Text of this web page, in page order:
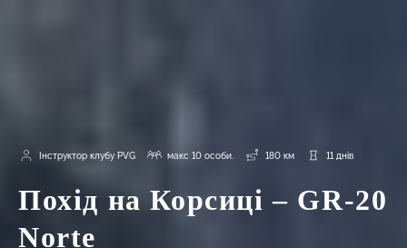
Інструктор клубу PVG макс 10 особи. 180 км 11 днів
Похід на Корсиці – GR-20
Norte